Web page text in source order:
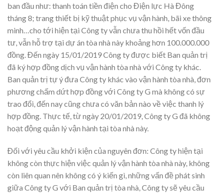
ban đầu như: thanh toán tiền điện cho Điện lực Hà Đông
tháng 8; trang thiết bị kỹ thuật phục vụ vận hành, bãi xe thông
minh…cho tới hiện tại Công ty vẫn chưa thu hồi hết vốn đầu
tư, vẫn hỗ trợ tại dự án tòa nhà này khoảng hơn 100.000.000
đồng. Đến ngày 15/01/2019 Công ty được biết Ban quản trị
đã ký hợp đồng dịch vụ vận hành tòa nhà với Công ty khác.
Ban quản trị tự ý đưa Công ty khác vào vận hành tòa nhà, đơn
phương chấm dứt hợp đồng với Công ty G mà không có sự
trao đổi, đến nay cũng chưa có văn bản nào về việc thanh lý
hợp đồng. Thực tế, từ ngày 20/01/2019, Công ty G đã không
hoạt động quản lý vận hành tại tòa nhà này.
Đối với yêu cầu khởi kiện của nguyên đơn: Công ty hiện tại
không còn thực hiện việc quản lý vận hành tòa nhà này, không
còn liên quan nên không có ý kiến gì, những vấn đề phát sinh
giữa Công ty G với Ban quản trị tòa nhà, Công ty sẽ yêu cầu